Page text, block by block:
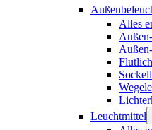
Alles
Leuchtmittel